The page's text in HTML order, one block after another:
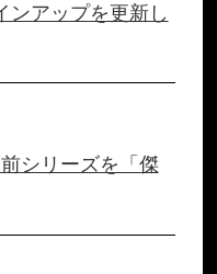
ンアップを更新し
シリーズを「傑